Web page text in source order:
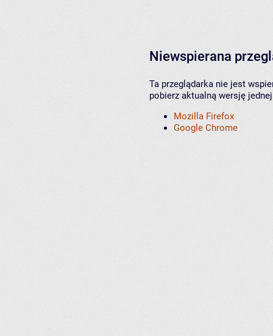
Niewspierana
Ta przeglądarka nie jest
pobierz aktualną wersję
Mozilla Firefox
Google Chrome